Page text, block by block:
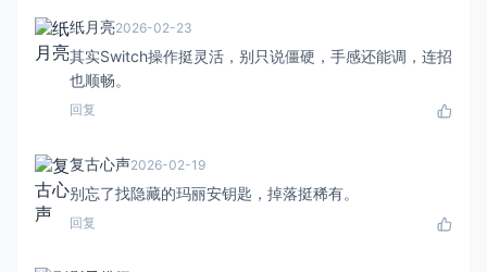
纸月亮2026-02-23
其实Switch操作挺灵活，别只说僵硬，手感还能调，连招
也顺畅。
回复
复古心声2026-02-19
别忘了找隐藏的玛丽安钥匙，掉落挺稀有。
回复